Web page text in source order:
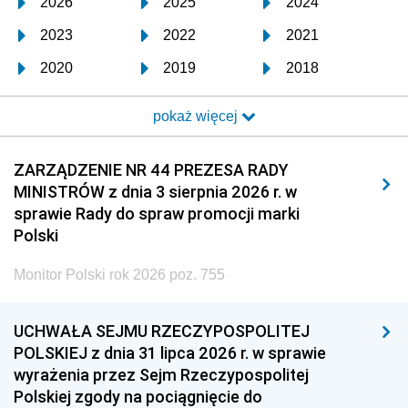
2023 2022 2021
2020 2019 2018
2017 2016 2015
2014 2013 2012
2011 2010 2009
2008 2007 2006
2005
1996 1995 1994
1993 1992 1991
1990 1989
pokaż więcej
ZARZĄDZENIE NR 44 PREZESA RADY
MINISTRÓW z dnia 3 sierpnia 2026 r. w
sprawie Rady do spraw promocji marki
Polski
Monitor Polski rok 2026 poz. 755
UCHWAŁA SEJMU RZECZYPOSPOLITEJ
POLSKIEJ z dnia 31 lipca 2026 r. w sprawie
wyrażenia przez Sejm Rzeczypospolitej
Polskiej zgody na pociągnięcie do